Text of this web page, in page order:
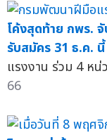
โค้งสุดท้าย กพร.
รับสมัคร 31 ธ.ค. นี้
แรงงาน ร่วม 4 ห
66